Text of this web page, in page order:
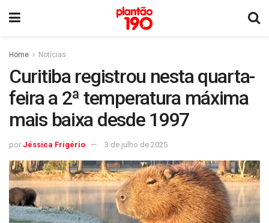
Home Notícias
Curitiba registrou nesta quarta-
feira a 2ª temperatura máxima
mais baixa desde 1997
por Jéssica Frigério 3 de julho de 2025